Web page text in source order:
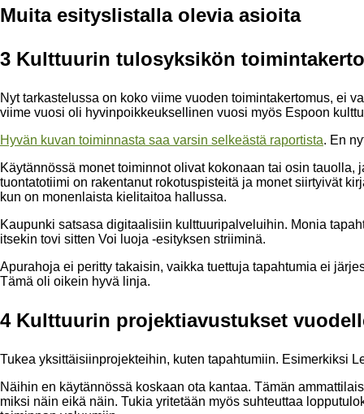
Muita esityslistalla olevia asioita
3 Kulttuurin tulosyksikön
Nyt tarkastelussa on koko viime vuoden toimintakertomus, ei
viime vuosi oli hyvinpoikkeuksellinen vuosi myös Espoon
Hyvän kuvan toiminnasta saa varsin selkeästä raportista. En
Käytännössä monet toiminnot olivat kokonaan tai osin
tuontatotiimi on rakentanut rokotuspisteitä ja monet siirtyivät
kun on monenlaista kielitaitoa hallussa.
Kaupunki satsasa digitaalisiin kulttuuripalveluihin. Monia
itsekin tovi sitten Voi luoja -esityksen striiminä.
Apurahoja ei peritty takaisin, vaikka tuettuja tapahtumia ei
Tämä oli oikein hyvä linja.
4 Kulttuurin projektiavustukset
Tukea yksittäisiinprojekteihin, kuten tapahtumiin. Esimerkiksi
Näihin en käytännössä koskaan ota kantaa. Tämän
miksi näin eikä näin. Tukia yritetään myös suhteuttaa